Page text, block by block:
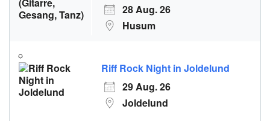
28 Aug. 26
Husum
Riff Rock Night in Joldelund
29 Aug. 26
Joldelund